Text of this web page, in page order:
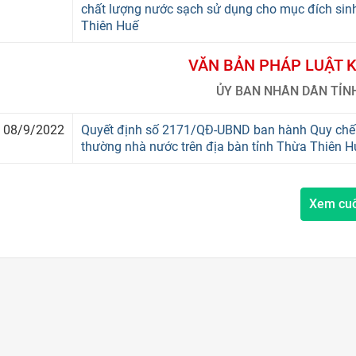
chất lượng nước sạch sử dụng cho mục đích
Thiên Huế
VĂN BẢN PHÁP LUẬT
ỦY BAN NHÂN DÂN
08/9/2022
Quyết định số 2171/QĐ-UBND ban hành Quy
thường nhà nước trên địa bàn tỉnh Thừa Thiên
Xem